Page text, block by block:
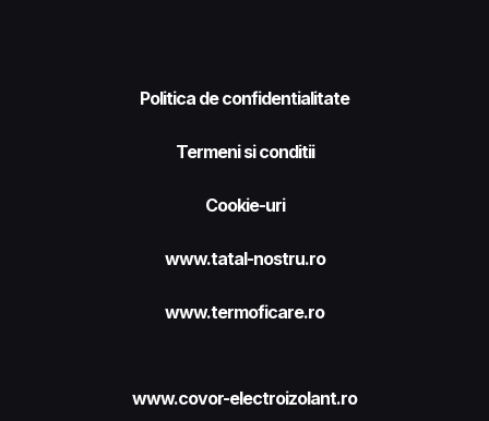
Politica de confidentialitate
Termeni si conditii
Cookie-uri
www.tatal-nostru.ro
www.termoficare.ro
www.covor-electroizolant.ro